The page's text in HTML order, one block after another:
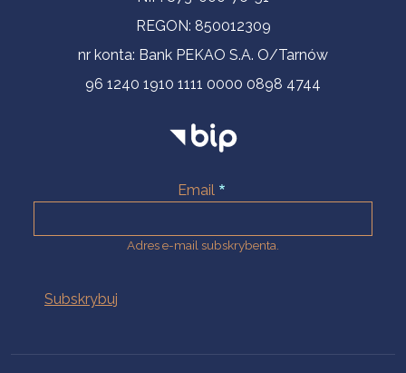
REGON: 850012309
nr konta: Bank PEKAO S.A. O/Tarnów
96 1240 1910 1111 0000 0898 4744
Email
Adres e-mail subskrybenta.